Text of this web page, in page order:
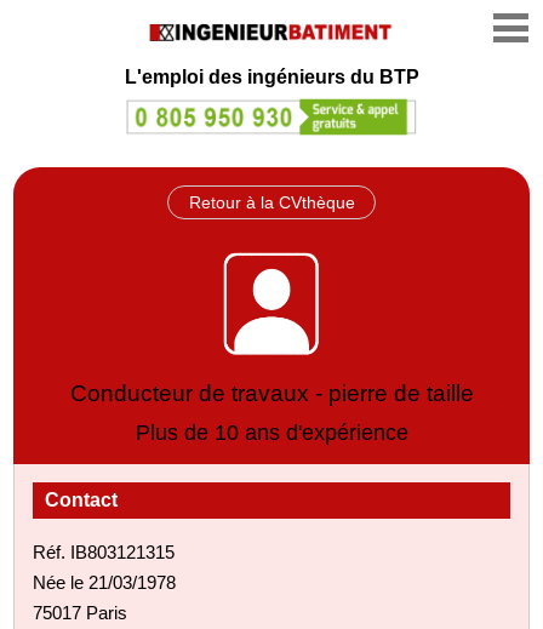
L'emploi des ingénieurs du BTP
Retour à la CVthèque
Conducteur de travaux - pierre de taille
Plus de 10 ans d'expérience
Contact
Réf. IB803121315
Née le 21/03/1978
75017 Paris